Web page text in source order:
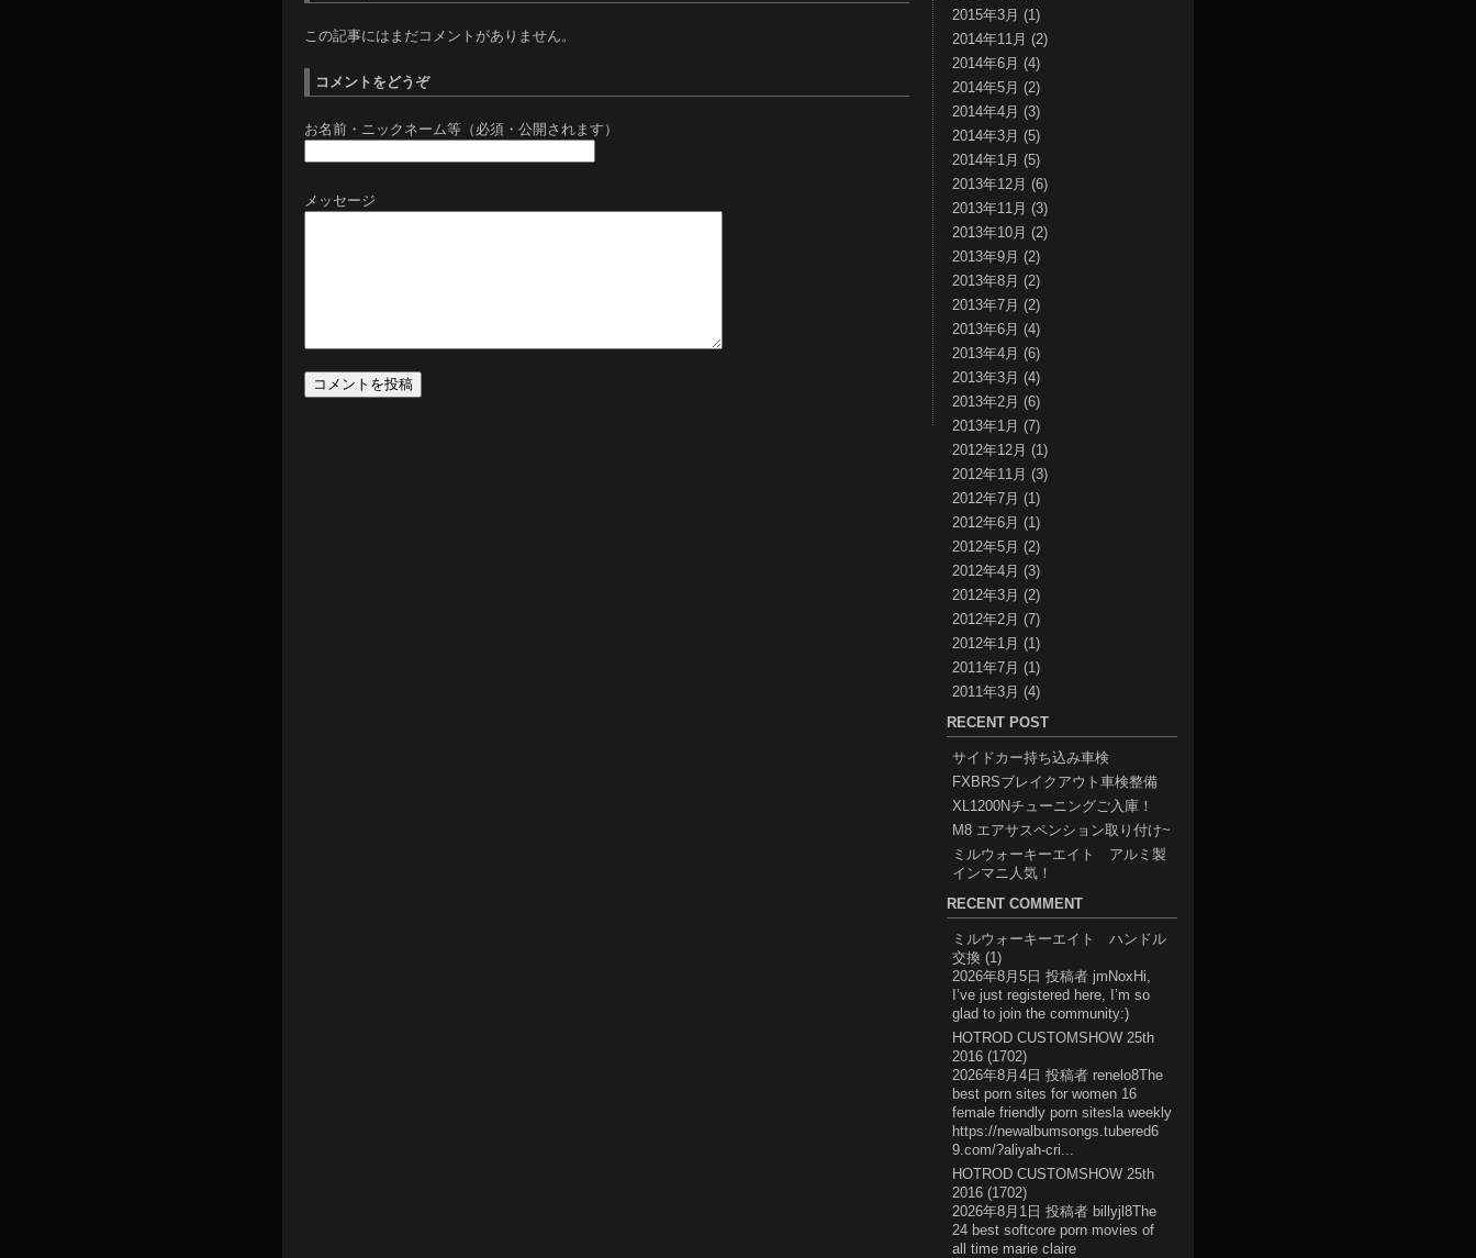
この記事にはまだコメントがありません。
コメントをどうぞ
お名前・ニックネーム等（必須・公開されます）
メッセージ
2015年3月 (1)
2014年11月 (2)
2014年6月 (4)
2014年5月 (2)
2014年4月 (3)
2014年3月 (5)
2014年1月 (5)
2013年12月 (6)
2013年11月 (3)
2013年10月 (2)
2013年9月 (2)
2013年8月 (2)
2013年7月 (2)
2013年6月 (4)
2013年4月 (6)
2013年3月 (4)
2013年2月 (6)
2013年1月 (7)
2012年12月 (1)
2012年11月 (3)
2012年7月 (1)
2012年6月 (1)
2012年5月 (2)
2012年4月 (3)
2012年3月 (2)
2012年2月 (7)
2012年1月 (1)
2011年7月 (1)
2011年3月 (4)
RECENT POST
サイドカー持ち込み車検
FXBRSブレイクアウト車検整備
XL1200Nチューニングご入庫！
M8 エアサスペンション取り付け~
ミルウォーキーエイト アルミ製
インマニ人気！
RECENT COMMENT
ミルウォーキーエイト ハンドル
交換 (1)
2026年8月5日 投稿者 jmNox Hi,
I’ve just registered here, I’m so
glad to join the community:)
HOTROD CUSTOMSHOW 25th
2016 (1702)
2026年8月4日 投稿者 renelo8The
best porn sites for women 16
female friendly porn sitesla weekly
https://newalbumsongs.tubered6
9.com/?aliyah-cri...
HOTROD CUSTOMSHOW 25th
2016 (1702)
2026年8月1日 投稿者 billyjl8The
24 best softcore porn movies of
all time marie claire